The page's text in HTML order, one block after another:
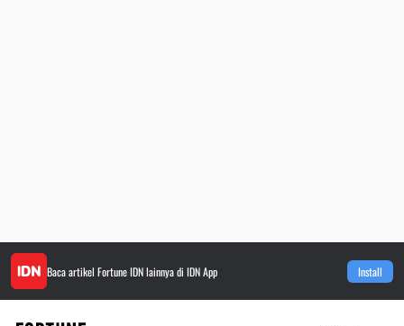
Baca artikel Fortune IDNlainnya di IDN App Install